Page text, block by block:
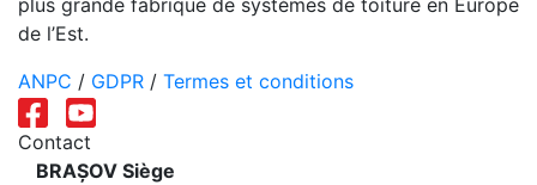
plus grande fabrique de systèmes de toiture en Europe
de l’Est.
ANPC / GDPR / Termes et conditions
Contact
BRAȘOV Siège